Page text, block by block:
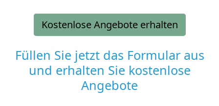
Kostenlose Angebote erhalten
Füllen Sie jetzt das Formular aus
und erhalten Sie kostenlose
Angebote